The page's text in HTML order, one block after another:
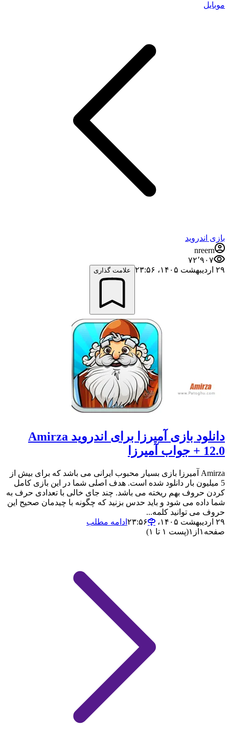
موبایل
بازی اندروید
nreern
۷۲٬۹۰۷
۲۹ اردیبهشت ۱۴۰۵،‏ ۲۳:۵۶
علامت گذاری
دانلود بازی آمیرزا برای اندروید Amirza
12.0 + جواب آمیرزا
Amirza آمیرزا بازی بسیار محبوب ایرانی می باشد که برای بیش از
5 میلیون بار دانلود شده است. هدف اصلی شما در این بازی کامل
کردن حروف بهم ریخته می باشد. چند جای خالی با تعدادی حرف به
شما داده می شود و باید حدس بزنید که چگونه با چیدمان صحیح این
حروف می توانید کلمه...
۲۹ اردیبهشت ۱۴۰۵،‏ ۲۳:۵۶
ادامه مطلب
صفحه ۱ از ۱(پست ۱ تا ۱)